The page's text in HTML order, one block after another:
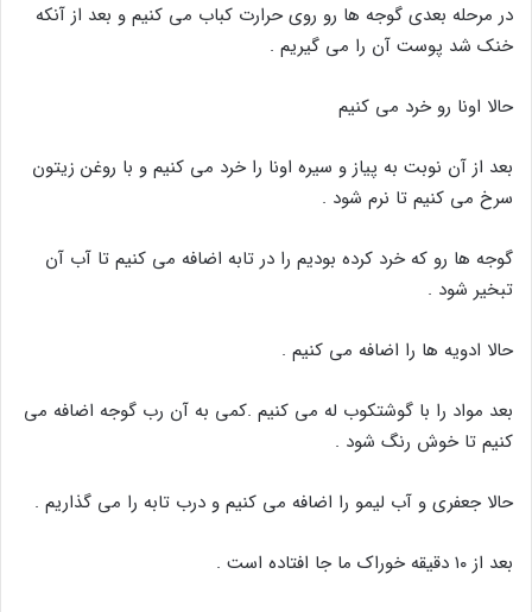
در مرحله بعدی گوجه ها رو روی حرارت کباب می کنیم و بعد از آنکه
خنک شد پوست آن را می گیریم .
حالا اونا رو خرد می کنیم
بعد از آن نوبت به پیاز و سیره اونا را خرد می کنیم و با روغن زیتون
سرخ می کنیم تا نرم شود .
گوجه ها رو که خرد کرده بودیم را در تابه اضافه می کنیم تا آب آن
تبخیر شود .
حالا ادویه ها را اضافه می کنیم .
بعد مواد را با گوشتکوب له می کنیم .کمی به آن رب گوجه اضافه می
کنیم تا خوش رنگ شود .
حالا جعفری و آب لیمو را اضافه می کنیم و درب تابه را می گذاریم .
بعد از ۱۰ دقیقه خوراک ما جا افتاده است .